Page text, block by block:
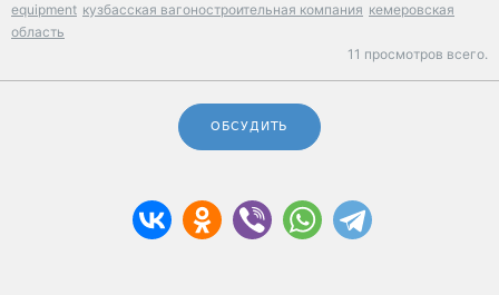
equipment кузбасская вагоностроительная компания кемеровская
область
11 просмотров всего.
ОБСУДИТЬ